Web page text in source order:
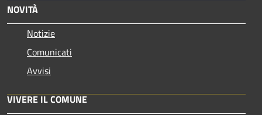
NOVITÀ
Notizie
Comunicati
Avvisi
VIVERE IL COMUNE